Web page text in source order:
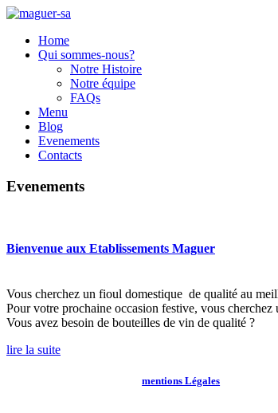
Home
Qui sommes-nous?
Notre Histoire
Notre équipe
FAQs
Menu
Blog
Evenements
Contacts
Evenements
Bienvenue aux Etablissements Maguer
Vous cherchez un fioul domestique de qualité au
Pour votre prochaine occasion festive, vous
Vous avez besoin de bouteilles de vin de qualité ?
lire la suite
mentions Légales